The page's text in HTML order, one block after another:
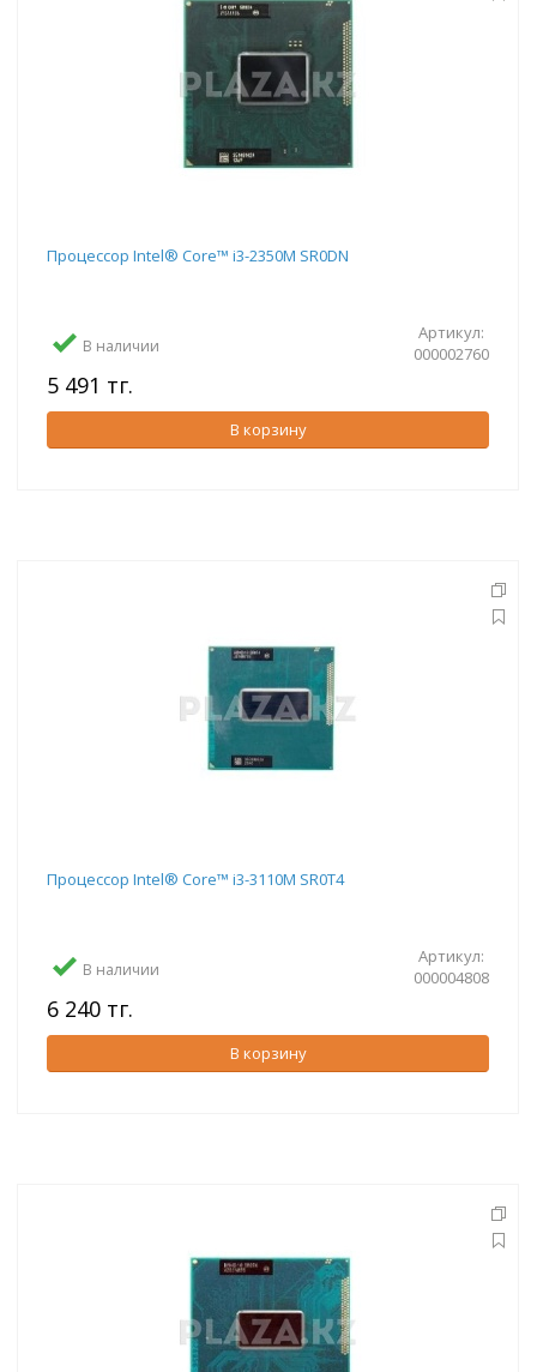
Процессор Intel® Core™ i3-2350M SR0DN
В наличии
Артикул:
000002760
5 491 тг.
В корзину
Процессор Intel® Core™ i3-3110M SR0T4
В наличии
Артикул:
000004808
6 240 тг.
В корзину